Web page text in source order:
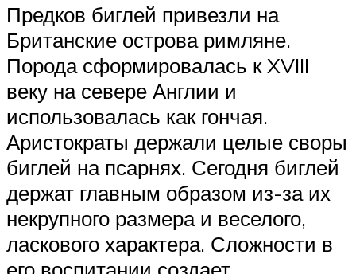
Предков биглей привезли на
Британские острова римляне.
Порода сформировалась к XVIII
веку на севере Англии и
использовалась как гончая.
Аристократы держали целые своры
биглей на псарнях. Сегодня биглей
держат главным образом из-за их
некрупного размера и веселого,
ласкового характера. Сложности в